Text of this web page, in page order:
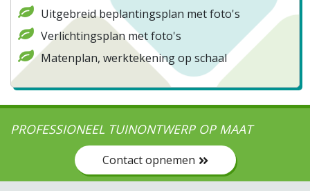
Uitgebreid beplantingsplan met foto's
Verlichtingsplan met foto's
Matenplan, werktekening op schaal
PROFESSIONEEL TUINONTWERP OP MAAT
Contact opnemen